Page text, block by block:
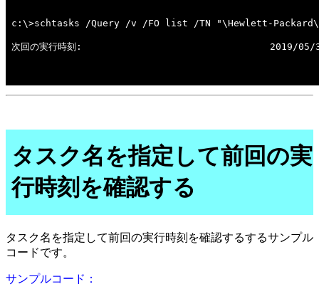
タスク名を指定して前回の実
行時刻を確認する
タスク名を指定して前回の実行時刻を確認するするサンプル
コードです。
サンプルコード：